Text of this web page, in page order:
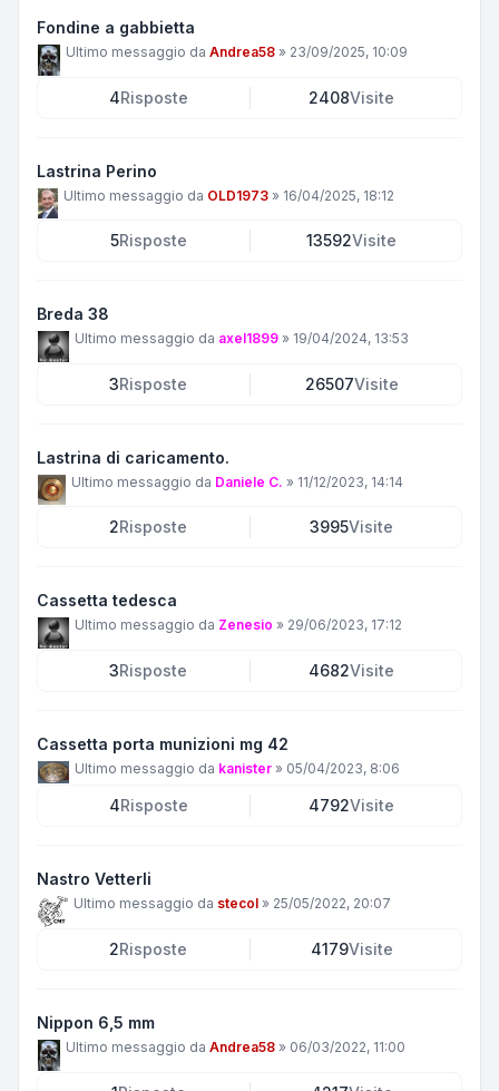
Fondine a gabbietta
Ultimo messaggio da Andrea58 » 23/09/2025, 10:09
4Risposte 2408Visite
Lastrina Perino
Ultimo messaggio da OLD1973 » 16/04/2025, 18:12
5Risposte 13592Visite
Breda 38
Ultimo messaggio da axel1899 » 19/04/2024, 13:53
3Risposte 26507Visite
Lastrina di caricamento.
Ultimo messaggio da Daniele C. » 11/12/2023, 14:14
2Risposte 3995Visite
Cassetta tedesca
Ultimo messaggio da Zenesio » 29/06/2023, 17:12
3Risposte 4682Visite
Cassetta porta munizioni mg 42
Ultimo messaggio da kanister » 05/04/2023, 8:06
4Risposte 4792Visite
Nastro Vetterli
Ultimo messaggio da stecol » 25/05/2022, 20:07
2Risposte 4179Visite
Nippon 6,5 mm
Ultimo messaggio da Andrea58 » 06/03/2022, 11:00